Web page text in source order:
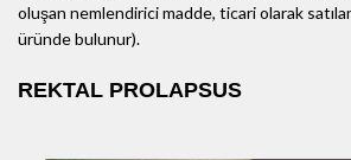
oluşan nemlendirici madde, ticari olarak
üründe bulunur).
REKTAL PROLAPSUS